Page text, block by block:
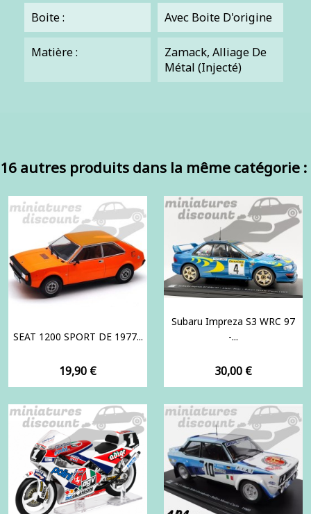
Boite : Avec Boite D'origine
Matière :
Zamack, Alliage De
Métal (injecté)
16 autres produits dans la même catégorie :
SEAT 1200 SPORT DE 1977...
Prix
19,90 €
Subaru Impreza S3 WRC 97
-...
Prix
30,00 €